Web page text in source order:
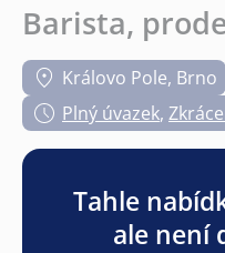
Barista,
Královo Pole, Brno
Plný úvazek,
Tahle
ale není